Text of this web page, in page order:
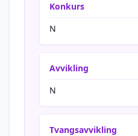
Konkurs
N
Avvikling
N
Tvangsavvikling